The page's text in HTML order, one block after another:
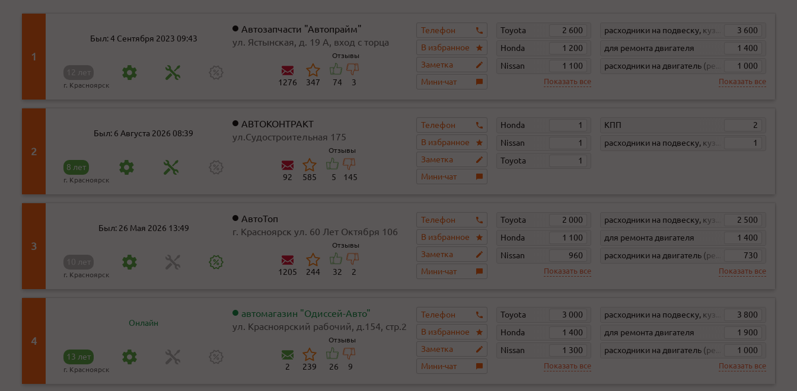
1
Был: 4 Сентября 2023 09:43
г. Красноярск
Автозапчасти "Автопрайм"
ул. Ястынская, д. 19 А, вход с торца
1276 347
Отзывы
74 3
Телефон
В избранное
Заметка
Мини-чат
Toyota
2 600
Honda
1 200
Nissan
1 100
Показать все
3 600
для ремонта двигателя
1 400
1 000
Показать все
2
Был: 6 Августа 2026 08:39
8 лет
г. Красноярск
АВТОКОНТРАКТ
ул.Судостроительная 175
92 585
Отзывы
5 145
Телефон
В избранное
Заметка
Мини-чат
Honda
1
Nissan
1
Toyota
1
КПП
2
1
3
Был: 26 Мая 2026 13:49
г. Красноярск
АвтоТоп
г. Красноярск ул. 60 Лет Октября 106
1205 244
Отзывы
32 2
Телефон
В избранное
Заметка
Мини-чат
Toyota
2 000
Honda
1 100
Nissan
960
Показать все
2 500
для ремонта двигателя
1 400
730
Показать все
4
Онлайн
13 лет
г. Красноярск
автомагазин "Одиссей-Авто"
ул. Красноярский рабочий, д.154, стр.2
2 239
Отзывы
26 9
Телефон
В избранное
Заметка
Мини-чат
Toyota
3 000
Honda
1 400
Nissan
1 300
Показать все
3 800
для ремонта двигателя
1 900
1 000
Показать все